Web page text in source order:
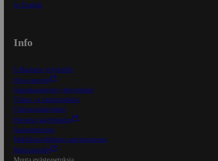
In English
Info
S-Business yrityksille
Oiva-raportit
Osuuskauppojen yhteystiedot
Tilaus- ja toimitusehdot
Tietosuojakäytäntö
Palvelun käyttöehdot
Saavutettavuus
Mobiilisovelluksen saavutettavuus
Mainostajalle